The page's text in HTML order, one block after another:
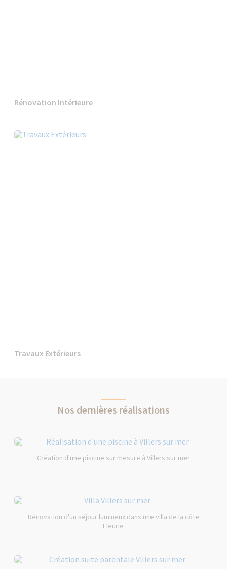
Rénovation Intérieure
Travaux Extérieurs
Nos dernières réalisations
Création d'une piscine sur mesure à Villers sur mer
Rénovation d'un séjour lumineux dans une villa de la côte
Fleurie